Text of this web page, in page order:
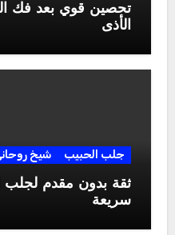
تحصين قوي بعد فك
الأذى
جلب الحبيب شيخ
ثقة بدون مقدم لجلب
سريعة